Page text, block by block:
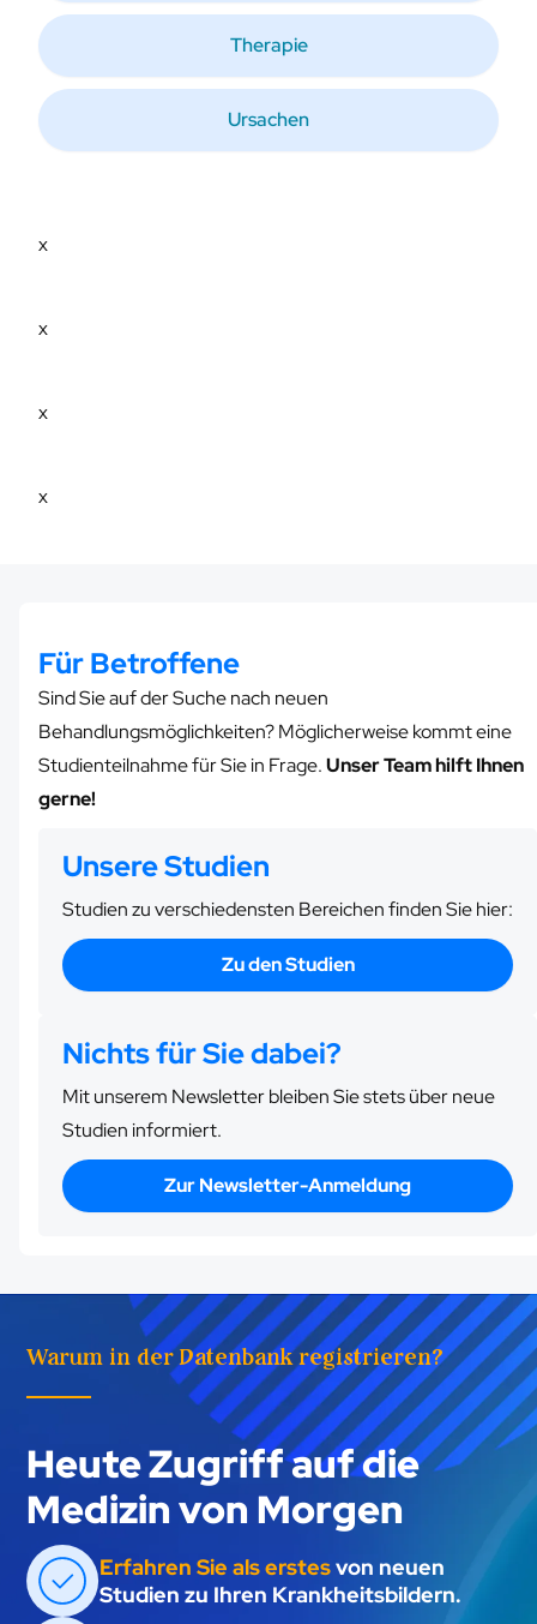
Therapie
Ursachen
x
x
x
x
Für Betroffene
Sind Sie auf der Suche nach neuen
Behandlungsmöglichkeiten? Möglicherweise kommt eine
Studienteilnahme für Sie in Frage.Unser Team hilft Ihnen
gerne!
Unsere Studien
Studien zu verschiedensten Bereichen finden Sie hier:
Zu den Studien
Nichts für Sie dabei?
Mit unserem Newsletter bleiben Sie stets über neue
Studien informiert.
Zur Newsletter-Anmeldung
Warum in der Datenbank registrieren?
Heute Zugriff auf die
Medizin von Morgen
Erfahren Sie als erstesvon neuen
Studien zu Ihren Krankheitsbildern.